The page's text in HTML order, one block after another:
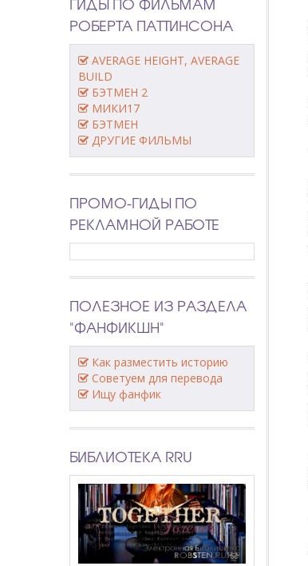
РОБЕРТА ПАТТИНСОНА
AVERAGE HEIGHT, AVERAGE
BUILD
БЭТМЕН 2
МИКИ17
БЭТМЕН
ДРУГИЕ ФИЛЬМЫ
ПРОМО-ГИДЫ ПО
РЕКЛАМНОЙ РАБОТЕ
ПОЛЕЗНОЕ ИЗ РАЗДЕЛА
"ФАНФИКШН"
Как разместить историю
Советуем для перевода
Ищу фанфик
БИБЛИОТЕКА RRU